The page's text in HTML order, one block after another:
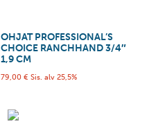
OHJAT PROFESSIONAL’S
CHOICE RANCHHAND 3/4″
1,9 CM
79,00 € Sis. alv 25,5%